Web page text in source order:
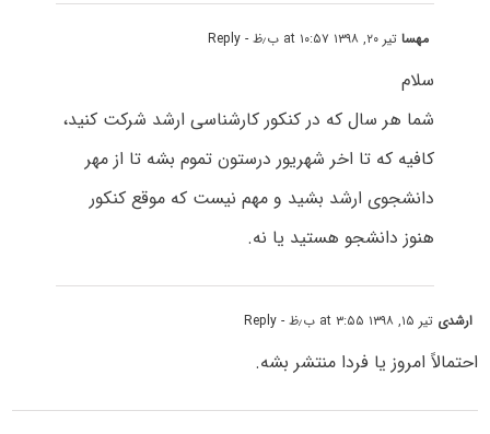
مهساتیر ۲۰, ۱۳۹۸ at ۱۰:۵۷ ب٫ظ - Reply
سلام
شما هر سال که در کنکور کارشناسی ارشد شرکت کنید،
کافیه که تا اخر شهریور درستون تموم بشه تا از مهر
دانشجوی ارشد بشید و مهم نیست که موقع کنکور
هنوز دانشجو هستید یا نه.
ارشدی تیر ۱۵, ۱۳۹۸ at ۳:۵۵ ب٫ظ - Reply
احتمالاً امروز یا فردا منتشر بشه.